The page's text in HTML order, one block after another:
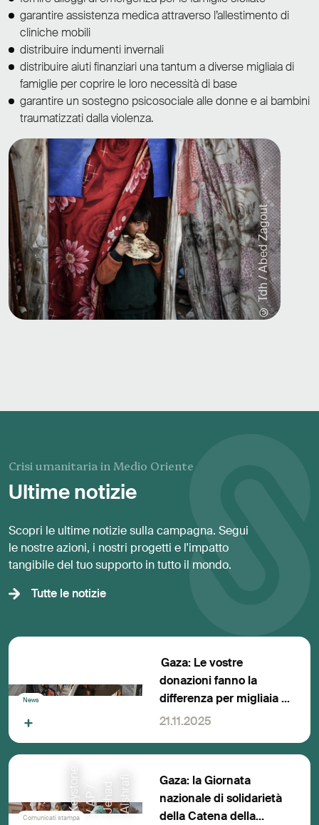
© Tdh / Abed Zagout
garantire assistenza medica attraverso l’allestimento di
cliniche mobili
distribuire indumenti invernali
distribuire aiuti finanziari una tantum a diverse migliaia di
famiglie per coprire le loro necessità di base
garantire un sostegno psicosociale alle donne e ai bambini
traumatizzati dalla violenza.
Crisi umanitaria in Medio Oriente
Ultime notizie
Scopri le ultime notizie sulla campagna. Segui
le nostre azioni, i nostri progetti e l'impatto
tangibile del tuo supporto in tutto il mondo.
Tutte le notizie
News
Gaza: Le vostre
donazioni fanno la
differenza per migliaia di
famiglie
21.11.2025
K
e
y
st
o n
e
/
A
P/
J
e
h
a d
A
l
s
h
r a
f i
Comunicati stampa
Gaza: la Giornata
nazionale di solidarietà
della Catena della